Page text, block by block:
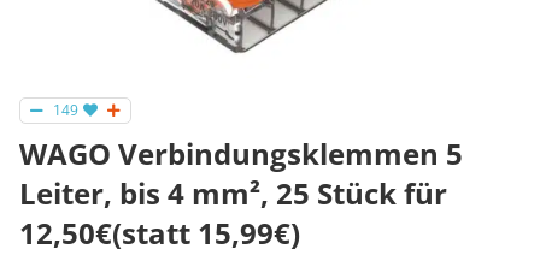
149
WAGO Verbindungsklemmen 5
Leiter, bis 4 mm², 25 Stück für
12,50€(statt 15,99€)